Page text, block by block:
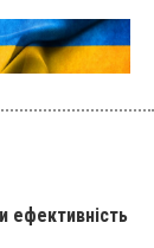
ефективність